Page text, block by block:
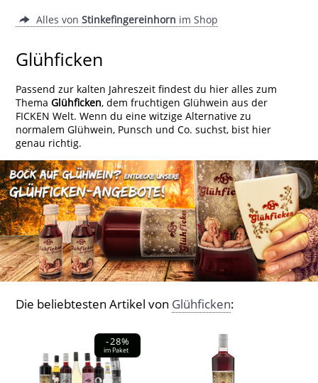
Alles vonStinkefingereinhorn im Shop
Glühficken
Passend zur kalten Jahreszeit findest du hier alles zum
ThemaGlühficken, dem fruchtigen Glühwein aus der
FICKEN Welt. Wenn du eine witzige Alternative zu
normalem Glühwein, Punsch und Co. suchst, bist hier
genau richtig.
Die beliebtesten Artikel von Glühficken:
-28%
im Paket